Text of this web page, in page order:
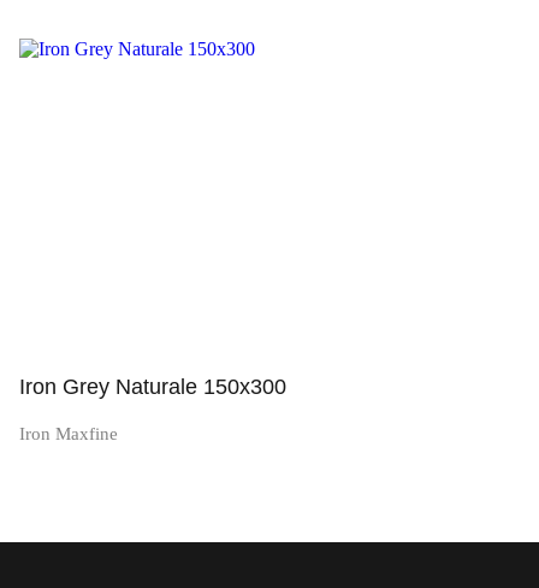
Просмотр
Iron Grey Naturale 150x300
Iron Maxfine